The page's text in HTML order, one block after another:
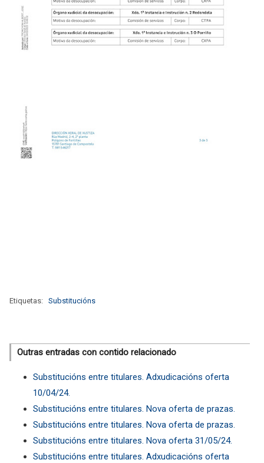
Etiquetas: Substitucións
Outras entradas con contido relacionado
Substitucións entre titulares. Adxudicacións oferta
10/04/24.
Substitucións entre titulares. Nova oferta de prazas.
Substitucións entre titulares. Nova oferta de prazas.
Substitucións entre titulares. Nova oferta 31/05/24.
Substitucións entre titulares. Adxudicacións oferta